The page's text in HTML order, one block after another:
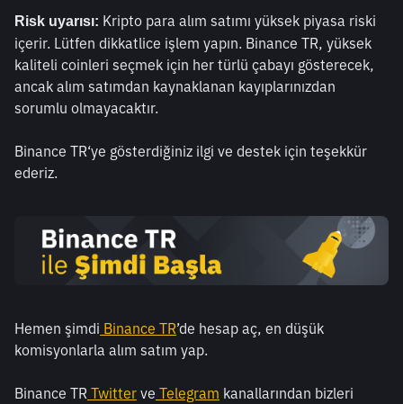
Risk uyarısı: Kripto para alım satımı yüksek piyasa riski
içerir. Lütfen dikkatlice işlem yapın. Binance TR, yüksek
kaliteli coinleri seçmek için her türlü çabayı gösterecek,
ancak alım satımdan kaynaklanan kayıplarınızdan
sorumlu olmayacaktır.
Binance TR‘ye gösterdiğiniz ilgi ve destek için teşekkür
ederiz.
Hemen şimdi Binance TR’de hesap aç, en düşük
komisyonlarla alım satım yap.
Binance TR Twitter ve Telegram kanallarından bizleri